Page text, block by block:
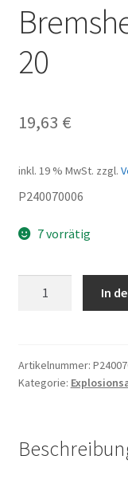
20
19,63 €
inkl. 19 % MwSt. zzgl.
P240070006
7 vorrätig
Menge
In
Artikelnummer:
Kategorie: